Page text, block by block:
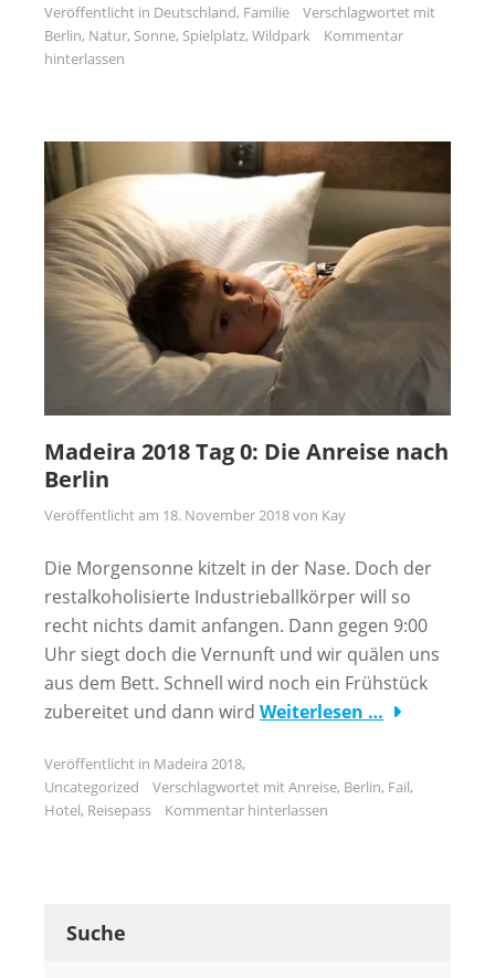
Veröffentlicht in Deutschland, Familie
Verschlagwortet mit
Berlin, Natur, Sonne, Spielplatz, Wildpark
Kommentar
hinterlassen
Madeira 2018 Tag 0: Die Anreise nach
Berlin
Veröffentlicht am 18. November 2018von Kay
Die Morgensonne kitzelt in der Nase. Doch der
restalkoholisierte Industrieballkörper will so
recht nichts damit anfangen. Dann gegen 9:00
Uhr siegt doch die Vernunft und wir quälen uns
aus dem Bett. Schnell wird noch ein Frühstück
zubereitet und dann wird Weiterlesen …
Veröffentlicht in Madeira 2018,
Uncategorized
Verschlagwortet mitAnreise, Berlin, Fail,
Hotel, Reisepass Kommentar hinterlassen
Suche